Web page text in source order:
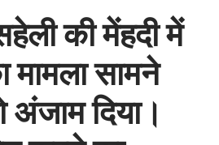
की मेंहदी में
मामला सामने
दिया।